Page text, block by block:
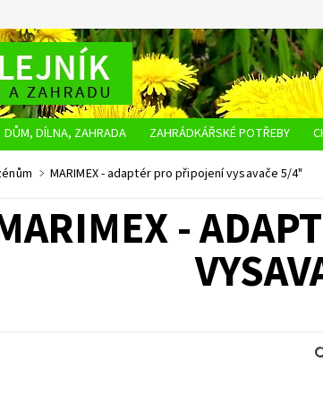
DŮM, DÍLNA, ZAHRADA ZAHRÁDKÁŘSKÉ POTŘEBY
OBCHODNÍ PODMÍNKY OCHRANA OSOBNÍCH ÚDAJŮ
MARIMEX - adaptér pro připojení vysavače 5/4"
-